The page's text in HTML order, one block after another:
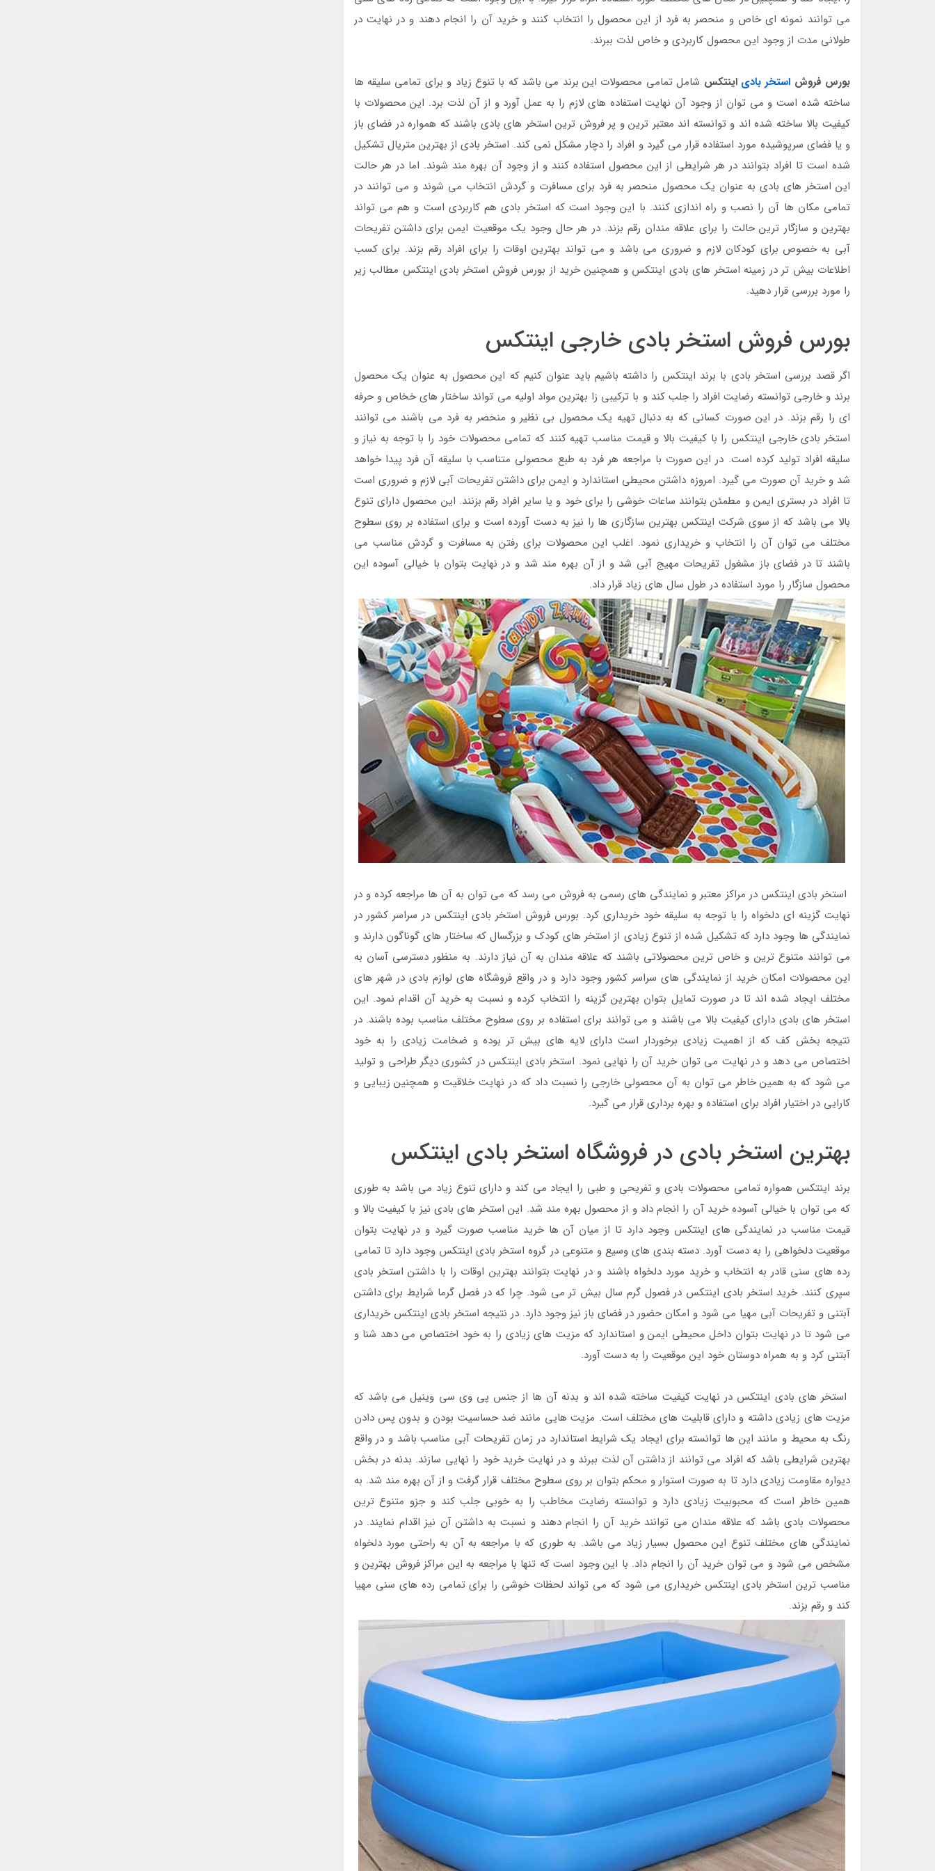
می توانند نمونه ای خاص و منحصر به فرد از این محصول را انتخاب کنند و خرید آن را انجام دهند و در نهایت در
طولانی مدت از وجود این محصول کاربردی و خاص لذت ببرند.
بورس فروش استخر بادی اینتکس شامل تمامی محصولات این برند می باشد که با تنوع زیاد و برای تمامی سلیقه ها
ساخته شده است و می توان از وجود آن نهایت استفاده های لازم را به عمل آورد و از آن لذت برد. این محصولات با
کیفیت بالا ساخته شده اند و توانسته اند معتبر ترین و پر فروش ترین استخر های بادی باشند که همواره در فضای باز
و یا فضای سرپوشیده مورد استفاده قرار می گیرد و افراد را دچار مشکل نمی کند. استخر بادی از بهترین متریال تشکیل
شده است تا افراد بتوانند در هر شرایطی از این محصول استفاده کنند و از وجود آن بهره مند شوند. اما در هر حالت
این استخر های بادی به عنوان یک محصول منحصر به فرد برای مسافرت و گردش انتخاب می شوند و می توانند در
تمامی مکان ها آن را نصب و راه اندازی کنند. با این وجود است که استخر بادی هم کاربردی است و هم می تواند
بهترین و سازگار ترین حالت را برای علاقه مندان رقم بزند. در هر حال وجود یک موقعیت ایمن برای داشتن تفریحات
آبی به خصوص برای کودکان لازم و ضروری می باشد و می تواند بهترین اوقات را برای افراد رقم بزند. برای کسب
اطلاعات بیش تر در زمینه استخر های بادی اینتکس و همچنین خرید از بورس فروش استخر بادی اینتکس مطالب زیر
را مورد بررسی قرار دهید.
بورس فروش استخر بادی خارجی اینتکس
اگر قصد بررسی استخر بادی با برند اینتکس را داشته باشیم باید عنوان کنیم که این محصول به عنوان یک محصول
برند و خارجی توانسته رضایت افراد را جلب کند و با ترکیبی زا بهترین مواد اولیه می تواند ساختار های خخاص و حرفه
ای را رقم بزند. در این صورت کسانی که به دنبال تهیه یک محصول بی نظیر و منحصر به فرد می باشند می توانند
استخر بادی خارجی اینتکس را با کیفیت بالا و قیمت مناسب تهیه کنند که تمامی محصولات خود را با توجه به نیاز و
سلیقه افراد تولید کرده است. در این صورت با مراجعه هر فرد به طبع محصولی متناسب با سلیقه آن فرد پیدا خواهد
شد و خرید آن صورت می گیرد. امروزه داشتن محیطی استاندارد و ایمن برای داشتن تفریحات آبی لازم و ضروری است
تا افراد در بستری ایمن و مطمئن بتوانند ساعات خوشی را برای خود و یا سایر افراد رقم بزنند. این محصول دارای تنوع
بالا می باشد که از سوی شرکت اینتکس بهترین سازگاری ها را نیز به دست آورده است و برای استفاده بر روی سطوح
مختلف می توان آن را انتخاب و خریداری نمود. اغلب این محصولات برای رفتن به مسافرت و گردش مناسب می
باشند تا در فضای باز مشغول تفریحات مهیج آبی شد و از آن بهره مند شد و در نهایت بتوان با خیالی آسوده این
محصول سازگار را مورد استفاده در طول سال های زیاد قرار داد.
استخر بادی اینتکس در مراکز معتبر و نمایندگی های رسمی به فروش می رسد که می توان به آن ها مراجعه کرده و در
نهایت گزینه ای دلخواه را با توجه به سلیقه خود خریداری کرد. بورس فروش استخر بادی اینتکس در سراسر کشور در
نمایندگی ها وجود دارد که تشکیل شده از تنوع زیادی از استخر های کودک و بزرگسال که ساختار های گوناگون دارند و
می توانند متنوع ترین و خاص ترین محصولاتی باشند که علاقه مندان به آن نیاز دارند. به منظور دسترسی آسان به
این محصولات امکان خرید از نمایندگی های سراسر کشور وجود دارد و در واقع فروشگاه های لوازم بادی در شهر های
مختلف ایجاد شده اند تا در صورت تمایل بتوان بهترین گزینه را انتخاب کرده و نسبت به خرید آن اقدام نمود. این
استخر های بادی دارای کیفیت بالا می باشند و می توانند برای استفاده بر روی سطوح مختلف مناسب بوده باشند. در
نتیجه بخش کف که از اهمیت زیادی برخوردار است دارای لایه های بیش تر بوده و ضخامت زیادی را به خود
اختصاص می دهد و در نهایت می توان خرید آن را نهایی نمود. استخر بادی اینتکس در کشوری دیگر طراحی و تولید
می شود که به همین خاطر می توان به آن محصولی خارجی را نسبت داد که در نهایت خلاقیت و همچنین زیبایی و
کارایی در اختیار افراد برای استفاده و بهره برداری قرار می گیرد.
بهترین استخر بادی در فروشگاه استخر بادی اینتکس
برند اینتکس همواره تمامی محصولات بادی و تفریحی و طبی را ایجاد می کند و دارای تنوع زیاد می باشد به طوری
که می توان با خیالی آسوده خرید آن را انجام داد و از محصول بهره مند شد. این استخر های بادی نیز با کیفیت بالا و
قیمت مناسب در نمایندگی های اینتکس وجود دارد تا از میان آن ها خرید مناسب صورت گیرد و در نهایت بتوان
موقعیت دلخواهی را به دست آورد. دسته بندی های وسیع و متنوعی در گروه استخر بادی اینتکس وجود دارد تا تمامی
رده های سنی قادر به انتخاب و خرید مورد دلخواه باشند و در نهایت بتوانند بهترین اوقات را با داشتن استخر بادی
سپری کنند. خرید استخر بادی اینتکس در فصول گرم سال بیش تر می شود. چرا که در فصل گرما شرایط برای داشتن
آبتنی و تفریحات آبی مهیا می شود و امکان حضور در فضای باز نیز وجود دارد. در نتیجه استخر بادی اینتکس خریداری
می شود تا در نهایت بتوان داخل محیطی ایمن و استاندارد که مزیت های زیادی را به خود اختصاص می دهد شنا و
آبتنی کرد و به همراه دوستان خود این موقعیت را به دست آورد.
استخر های بادی اینتکس در نهایت کیفیت ساخته شده اند و بدنه آن ها از جنس پی وی سی وینیل می باشد که
مزیت های زیادی داشته و دارای قابلیت های مختلف است. مزیت هایی مانند ضد حساسیت بودن و بدون پس دادن
رنگ به محیط و مانند این ها توانسته برای ایجاد یک شرایط استاندارد در زمان تفریحات آبی مناسب باشد و در واقع
بهترین شرایطی باشد که افراد می توانند از داشتن آن لذت ببرند و در نهایت خرید خود را نهایی سازند. بدنه در بخش
دیواره مقاومت زیادی دارد تا به صورت استوار و محکم بتوان بر روی سطوح مختلف قرار گرفت و از آن بهره مند شد. به
همین خاطر است که محبوبیت زیادی دارد و توانسته رضایت مخاطب را به خوبی جلب کند و جزو متنوع ترین
محصولات بادی باشد که علاقه مندان می توانند خرید آن را انجام دهند و نسبت به داشتن آن نیز اقدام نمایند. در
نمایندگی های مختلف تنوع این محصول بسیار زیاد می باشد. به طوری که با مراجعه به آن به راحتی مورد دلخواه
مشخص می شود و می توان خرید آن را انجام داد. با این وجود است که تنها با مراجعه به این مراکز فروش بهترین و
مناسب ترین استخر بادی اینتکس خریداری می شود که می تواند لحظات خوشی را برای تمامی رده های سنی مهیا
کند و رقم بزند.